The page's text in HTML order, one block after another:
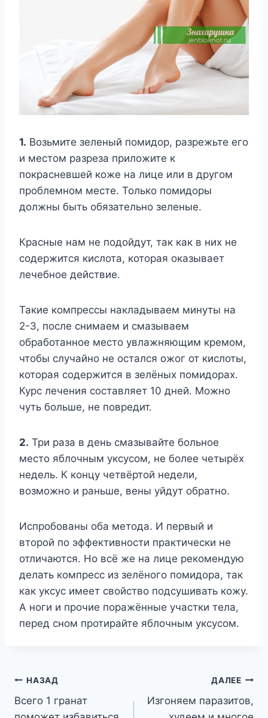
1. Возьмите зеленый помидор, разрежьте его
и местом разреза приложите к
покрасневшей коже на лице или в другом
проблемном месте. Только помидоры
должны быть обязательно зеленые.
Красные нам не подойдут, так как в них не
содержится кислота, которая оказывает
лечебное действие.
Такие компрессы накладываем минуты на
2-3, после снимаем и смазываем
обработанное место увлажняющим кремом,
чтобы случайно не остался ожог от кислоты,
которая содержится в зелёных помидорах.
Курс лечения составляет 10 дней. Можно
чуть больше, не повредит.
2. Три раза в день смазывайте больное
место яблочным уксусом, не более четырёх
недель. К концу четвёртой недели,
возможно и раньше, вены уйдут обратно.
Испробованы оба метода. И первый и
второй по эффективности практически не
отличаются. Но всё же на лице рекомендую
делать компресс из зелёного помидора, так
как уксус имеет свойство подсушивать кожу.
А ноги и прочие поражённые участки тела,
перед сном протирайте яблочным уксусом.
Навигация
по
НАЗАД
Всего 1 гранат
ДАЛЕЕ
Изгоняем паразитов,